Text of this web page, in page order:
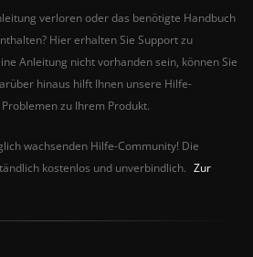
verloren oder das benötigte Handbuch
Hier erhalten Sie Support zu
Anleitung nicht vorhanden sein, können Sie
hinaus hilft Ihnen unsere Hilfe-
zu Ihrem Produkt.
wachsenden Hilfe-Community! Die
kostenlos und unverbindlich. Zur